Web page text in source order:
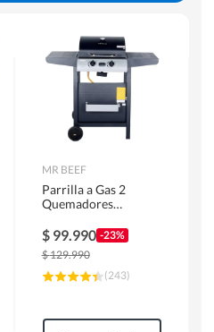
MR BEEF
Parrilla a Gas 2
Quemadores
$ 99.990 -23%
$129.990
(243)